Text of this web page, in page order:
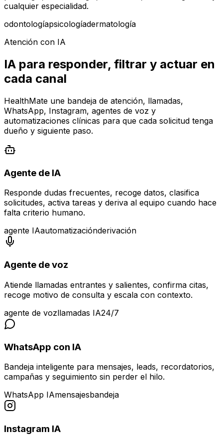
cualquier especialidad.
odontologíapsicologíadermatología
Atención con IA
IA para responder, filtrar y actuar en
cada canal
HealthMate une bandeja de atención, llamadas,
WhatsApp, Instagram, agentes de voz y
automatizaciones clínicas para que cada solicitud tenga
dueño y siguiente paso.
Agente de IA
Responde dudas frecuentes, recoge datos, clasifica
solicitudes, activa tareas y deriva al equipo cuando hace
falta criterio humano.
agente IAautomatizaciónderivación
Agente de voz
Atiende llamadas entrantes y salientes, confirma citas,
recoge motivo de consulta y escala con contexto.
agente de vozllamadas IA24/7
WhatsApp con IA
Bandeja inteligente para mensajes, leads, recordatorios,
campañas y seguimiento sin perder el hilo.
WhatsApp IAmensajesbandeja
Instagram IA